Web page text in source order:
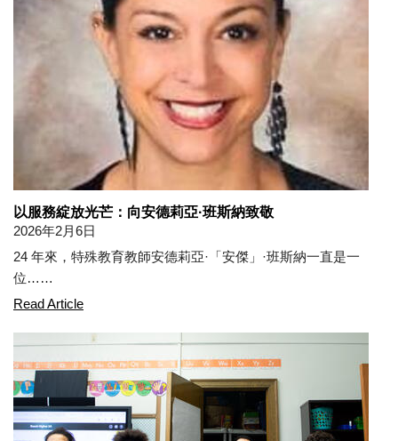
以服務綻放光芒：向安德莉亞·班斯納致敬
2026年2月6日
24 年來，特殊教育教師安德莉亞·「安傑」·班斯納一直是一
位……
Read ArticleShining Through Service: Honoring Andrea Bansner